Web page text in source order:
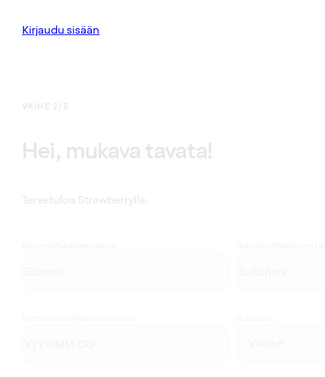
Kirjaudu sisään
VAIHE 2/5
Hei, mukava tavata!
Tervetuloa Strawberrylle.